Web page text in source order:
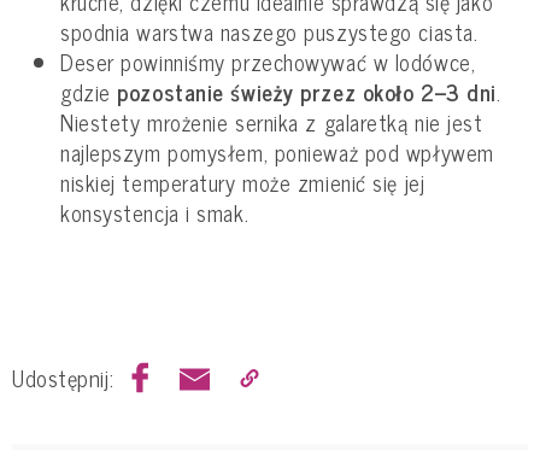
spodnia warstwa naszego puszystego ciasta.
Deser powinniśmy przechowywać w lodówce,
gdzie pozostanie świeży przez około 2–3 dni.
Niestety mrożenie sernika z galaretką nie jest
najlepszym pomysłem, ponieważ pod wpływem
niskiej temperatury może zmienić się jej
konsystencja i smak.
Udostępnij: